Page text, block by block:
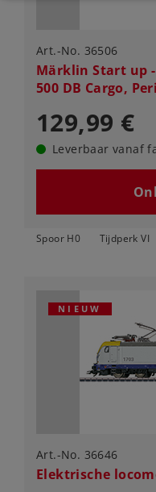
Art.-No. 36506
Märklin Start up
500 DB Cargo,
129,99 €
Leverbaar vanaf
Spoor H0 Tijdperk VI
NIEUW
Art.-No. 36646
Elektrische